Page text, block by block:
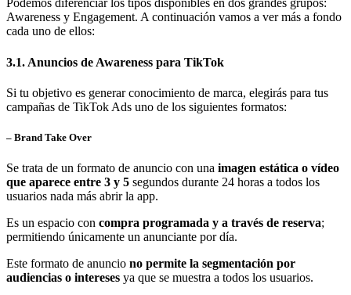
Podemos diferenciar los tipos disponibles en dos grandes grupos:
Awareness y Engagement. A continuación vamos a ver más a fondo
cada uno de ellos:
3.1. Anuncios de Awareness para TikTok
Si tu objetivo es generar conocimiento de marca, elegirás para tus
campañas de TikTok Ads uno de los siguientes formatos:
– Brand Take Over
Se trata de un formato de anuncio con una imagen estática o vídeo
que aparece entre 3 y 5 segundos durante 24 horas a todos los
usuarios nada más abrir la app.
Es un espacio con compra programada y a través de reserva;
permitiendo únicamente un anunciante por día.
Este formato de anuncio no permite la segmentación por
audiencias o intereses ya que se muestra a todos los usuarios.